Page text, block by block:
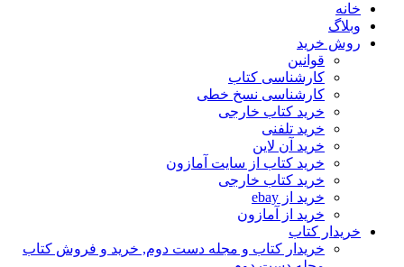
خانه
وبلاگ
روش خرید
قوانین
کارشناسی کتاب
کارشناسی نسخ خطی
خرید کتاب خارجی
خرید تلفنی
خرید آن لاین
خرید کتاب از سایت آمازون
خرید کتاب خارجی
خرید از ebay
خرید از آمازون
خریدار کتاب
خریدار کتاب و مجله دست دوم, خرید و فروش کتاب